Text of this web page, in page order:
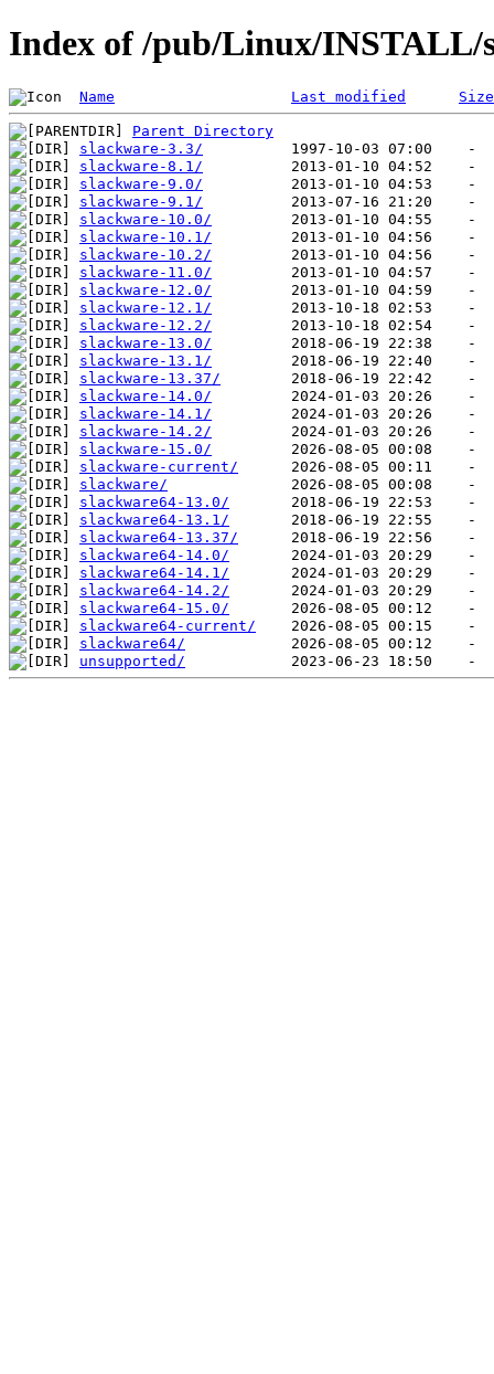
Index of /pub/Linux/INSTALL/
Name Last modified Size
Parent Directory
slackware-3.3/
slackware-8.1/
slackware-9.0/
slackware-9.1/
slackware-10.0/
slackware-10.1/
slackware-10.2/
slackware-11.0/
slackware-12.0/
slackware-12.1/
slackware-12.2/
slackware-13.0/
slackware-13.1/
slackware-13.37/
slackware-14.0/
slackware-14.1/
slackware-14.2/
slackware-15.0/
slackware-current/
slackware/
slackware64-13.0/
slackware64-13.1/
slackware64-13.37/
slackware64-14.0/
slackware64-14.1/
slackware64-14.2/
slackware64-15.0/
slackware64-current/
slackware64/
unsupported/